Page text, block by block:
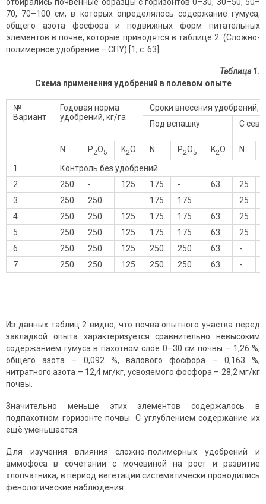
отбирались почвенные образцы с горизонтов 0–30, 30–50, 50–
70, 70–100 см, в которых определялось содержание гумуса,
общего азота фосфора и подвижных форм питательных
элементов в почве, которые приводятся в таблице 2. (Сложно-
полимерное удобрение – СПУ) [1, с. 63].
Таблица 1.
Схема применения удобрений в полевом опыте
№
Вариант
Годовая норма
удобрений, кг/га
Сроки внесения удобрений,
Под вспашку
С
N P2O5 K2O N P2O5 K2O N
1
Контроль без удобрений
2
250 - 125 175 - 63 25
3
250 250 175 175 25
4
250 250 125 175 175 63 25
5
250 250 125 175 175 63 25
6
250 250 125 250 250 63 -
7
250 250 125 250 250 63 -
Из данных таблиц 2 видно, что почва опытного участка перед
закладкой опыта характеризуется сравнительно невысоким
содержанием гумуса в пахотном слое 0–30 см почвы – 1,26 %,
общего азота – 0,092 %, валового фосфора – 0,163 %,
нитратного азота – 12,4 мг/кг, усвояемого фосфора – 28,2 мг/кг
почвы.
Значительно меньше этих элементов содержалось в
подпахотном горизонте почвы. С углублением содержание их
ещё уменьшается.
Для изучения влияния сложно-полимерных удобрений и
аммофоса в сочетании с мочевиной на рост и развитие
хлопчатника, в период вегетации систематически проводились
фенологические наблюдения.